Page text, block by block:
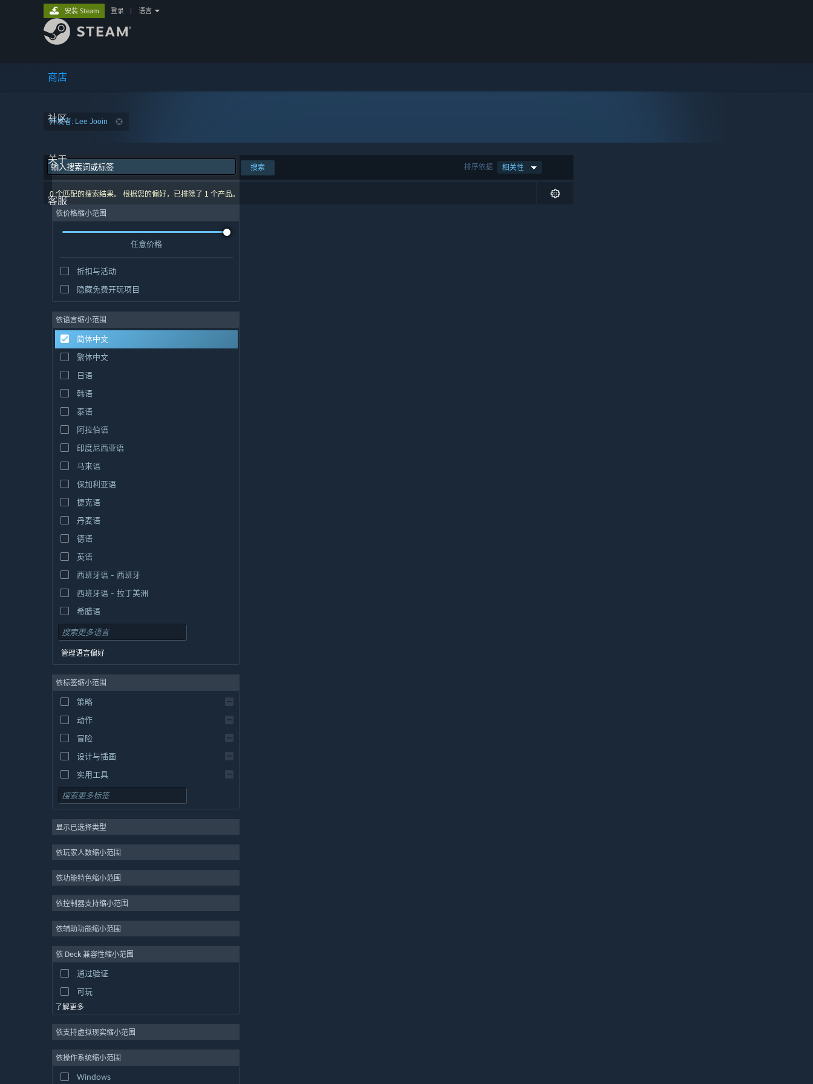
商店
社区
关于
客服
安装 Steam 登录 语言
开发者: Lee Jooin
排序依据 相关性
搜索
0 个匹配的搜索结果。 根据您的偏好，已排除了 1 个产品。
依价格缩小范围
任意价格
折扣与活动
隐藏免费开玩项目
依语言缩小范围
简体中文
繁体中文
日语
韩语
泰语
阿拉伯语
印度尼西亚语
马来语
保加利亚语
捷克语
丹麦语
德语
英语
西班牙语 - 西班牙
西班牙语 - 拉丁美洲
希腊语
管理语言偏好
依标签缩小范围
策略
动作
冒险
设计与插画
实用工具
免费开玩
大型多人在线
独立
休闲
模拟
视频制作
照片编辑
显示已选择类型
依玩家人数缩小范围
依功能特色缩小范围
依控制器支持缩小范围
依辅助功能缩小范围
依 Deck 兼容性缩小范围
通过验证
可玩
了解更多
依支持虚拟现实缩小范围
依操作系统缩小范围
Windows